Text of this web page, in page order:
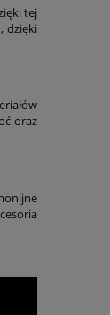
tej
dzięki
oraz